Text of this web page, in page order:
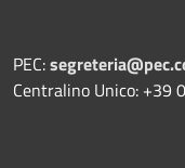
PEC:
Centralino Unico: +39